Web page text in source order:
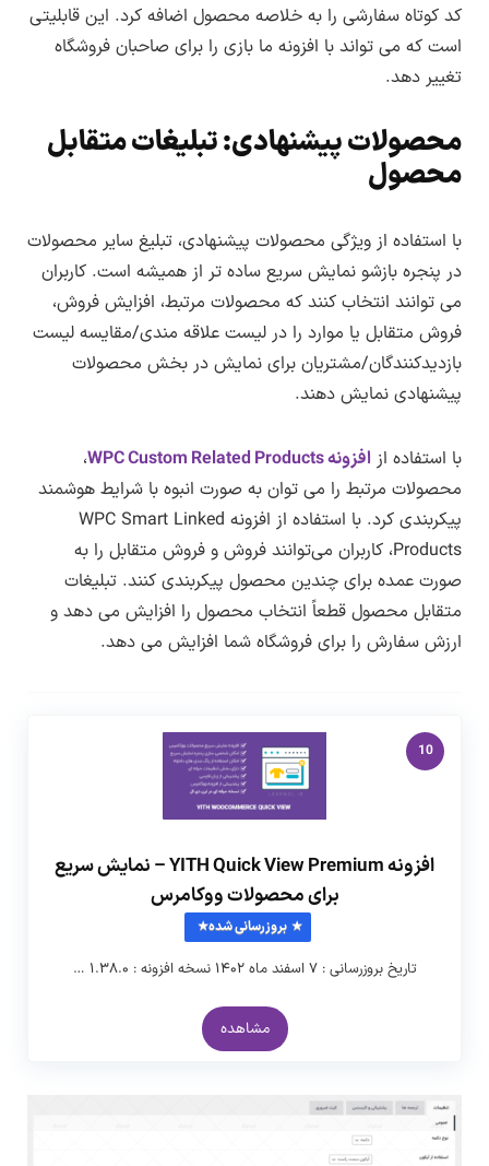
کد کوتاه سفارشی را به خلاصه محصول اضافه کرد. این قابلیتی
است که می تواند با افزونه ما بازی را برای صاحبان فروشگاه
تغییر دهد.
محصولات پیشنهادی: تبلیغات متقابل
محصول
با استفاده از ویژگی محصولات پیشنهادی، تبلیغ سایر محصولات
در پنجره بازشو نمایش سریع ساده تر از همیشه است. کاربران
می توانند انتخاب کنند که محصولات مرتبط، افزایش فروش،
فروش متقابل یا موارد را در لیست علاقه مندی/مقایسه لیست
بازدیدکنندگان/مشتریان برای نمایش در بخش محصولات
پیشنهادی نمایش دهند.
با استفاده از افزونه WPC Custom Related Products
،
محصولات مرتبط را می توان به صورت انبوه با شرایط هوشمند
پیکربندی کرد. با استفاده از افزونه WPC Smart Linked
Products، کاربران می‌توانند فروش و فروش متقابل را به
صورت عمده برای چندین محصول پیکربندی کنند. تبلیغات
متقابل محصول قطعاً انتخاب محصول را افزایش می دهد و
ارزش سفارش را برای فروشگاه شما افزایش می دهد.
10
افزونه YITH Quick View Premium – نمایش سریع
برای محصولات ووکامرس
بروزرسانی شده
تاریخ بروزرسانی : ۷ اسفند ماه ۱۴۰۲ نسخه افزونه : ۱.۳۸.۰ …
مشاهده